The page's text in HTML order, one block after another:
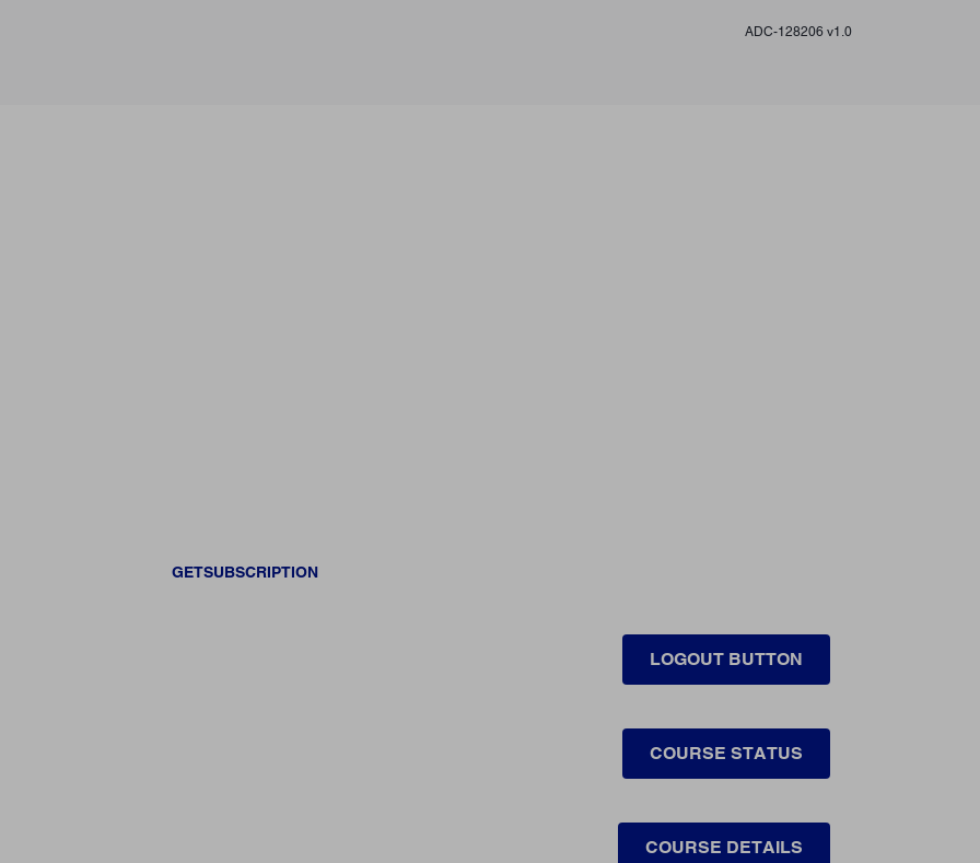
ADC-128206 v1.0
GETSUBSCRIPTION
LOGOUT BUTTON
COURSE STATUS
COURSE DETAILS